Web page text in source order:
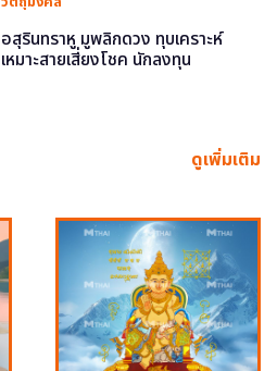
อสุรินทราหู มูพลิกดวง ทุบเคราะห์
เหมาะสายเสี่ยงโชค นักลงทุน
ดูเพิ่มเติม